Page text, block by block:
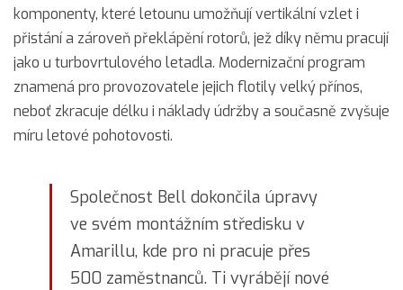
komponenty, které letounu umožňují vertikální vzlet i
přistání a zároveň překlápění rotorů, jež díky němu pracují
jako u turbovrtulového letadla. Modernizační program
znamená pro provozovatele jejich flotily velký přínos,
neboť zkracuje délku i náklady údržby a současně zvyšuje
míru letové pohotovosti.
Společnost Bell dokončila úpravy
ve svém montážním středisku v
Amarillu, kde pro ni pracuje přes
500 zaměstnanců. Ti vyrábějí nové